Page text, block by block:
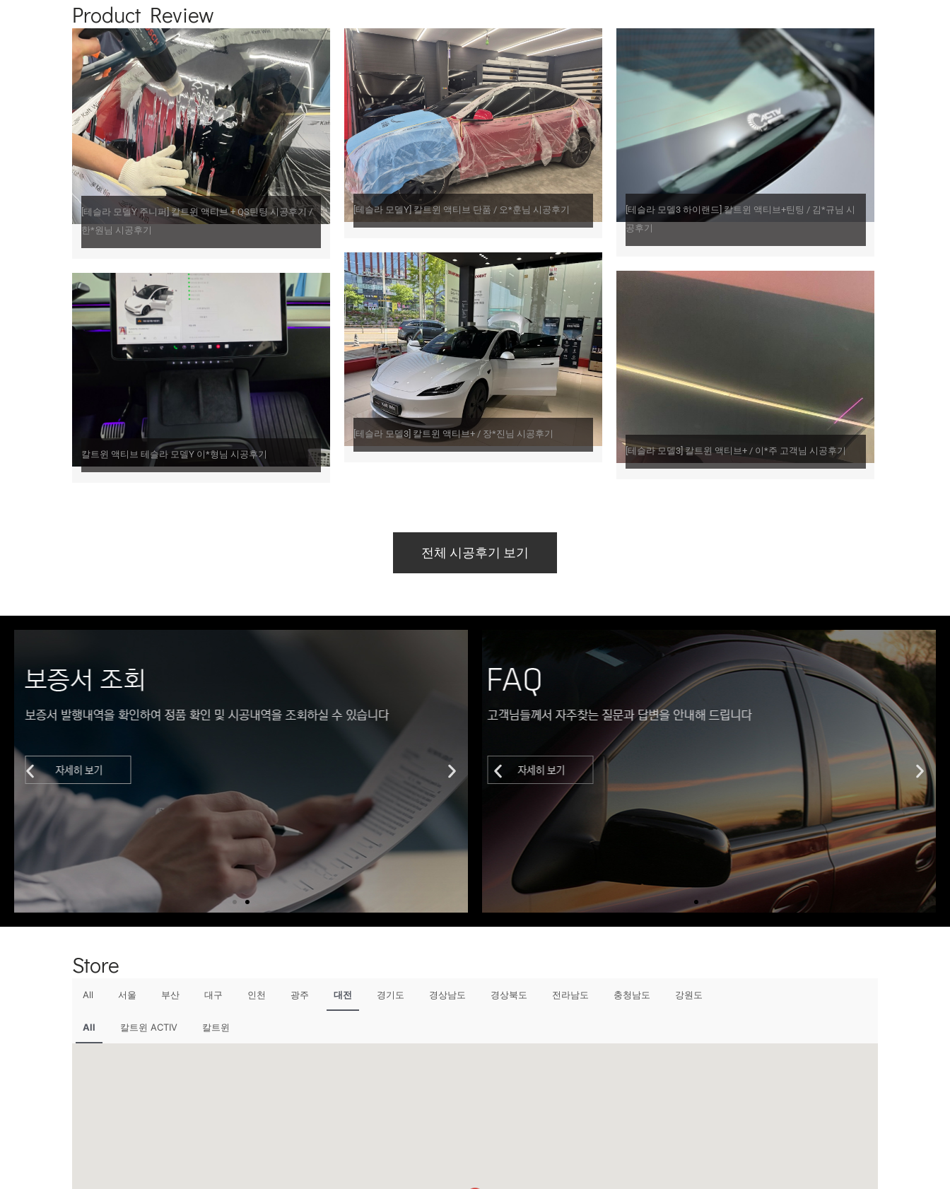
Product Review
[테슬라 모델Y 주니퍼] 칼트윈 액티브 + QS틴팅 시공후기 /
한*원님 시공후기
[테슬라 모델Y] 칼트윈 액티브 단품 / 오*훈님 시공후기
[테슬라 모델3 하이랜드] 칼트윈 액티브+틴팅 / 김*규님 시
공후기
[테슬라 모델3] 칼트윈 액티브+ / 장*진님 시공후기​
[테슬라 모델3] 칼트윈 액티브+ / 이*주 고객님 시공후기
칼트윈 액티브 테슬라 모델Y 이*형님 시공후기
전체 시공후기 보기
Store
All 서울 부산 대구 인천 광주 대전 경기도 경상남도 경상북도 전라남도 충청남도 강원도
All 칼트윈 ACTIV 칼트윈